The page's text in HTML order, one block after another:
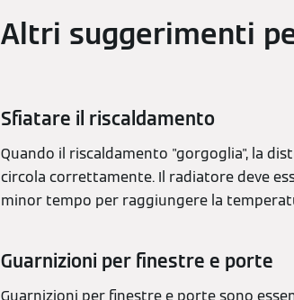
Altri suggerimenti
Sfiatare il riscaldamento
Quando il riscaldamento "gorgoglia", la
circola correttamente. Il radiatore deve
minor tempo per raggiungere la
Guarnizioni per finestre e porte
Guarnizioni per finestre e porte sono